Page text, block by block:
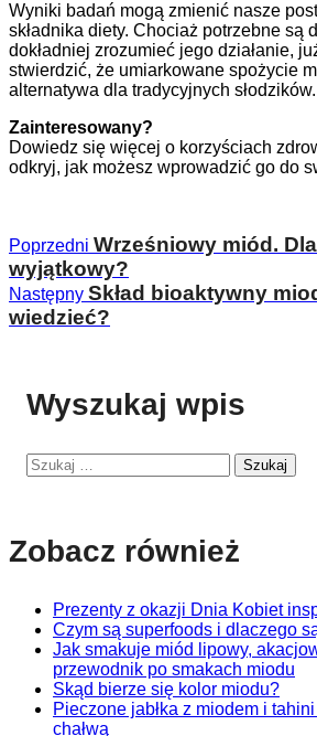
Wyniki badań mogą zmienić nasze
składnika diety. Chociaż potrzebne są
dokładniej zrozumieć jego działanie,
stwierdzić, że umiarkowane spożycie
alternatywa dla tradycyjnych słodzików.
Zainteresowany?
Dowiedz się więcej o korzyściach
odkryj, jak możesz wprowadzić go do
Poprzedni Wrześniowy miód.
wyjątkowy?
Następny Skład bioaktywny
wiedzieć?
Wyszukaj wpis
Szukaj
Zobacz również
Prezenty z okazji Dnia Kobiet
Czym są superfoods i dlaczego
Jak smakuje miód lipowy,
przewodnik po smakach miodu
Skąd bierze się kolor miodu?
Pieczone jabłka z miodem i
chałwą